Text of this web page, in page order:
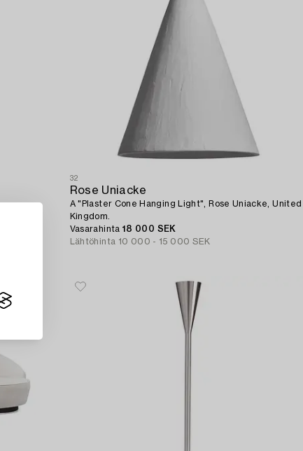
32
Rose Uniacke
A "Plaster Cone Hanging Light", Rose Uniacke, United
Kingdom.
Vasarahinta 18 000 SEK
Lähtöhinta 10 000 - 15 000 SEK